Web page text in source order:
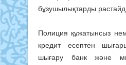
бұзушылықтарды
Полиция құжатынсыз
кредит есептен
шығару банк және